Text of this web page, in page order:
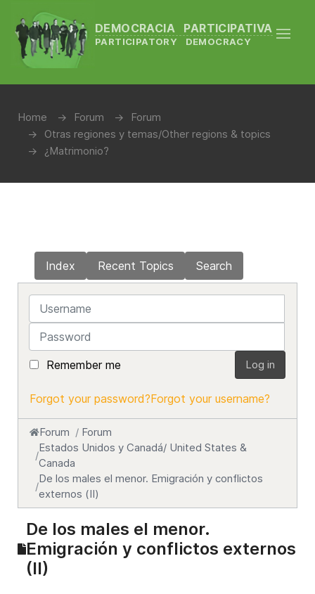
DEMOCRACIA PARTICIPATIVA
PARTICIPATORY DEMOCRACY
Home Forum
Forum
Otras regiones y temas/Other regions & topics
¿Matrimonio?
Index Recent Topics Search
Username
Password
Remember me Log in
Forgot your password?Forgot your username?
Forum
Forum
Estados Unidos y Canadá/ United States &
Canada
De los males el menor. Emigración y conflictos
externos (II)
De los males el menor.
Emigración y conflictos externos
(II)